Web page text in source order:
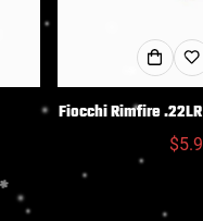
Fiocchi Rimfire .22LR